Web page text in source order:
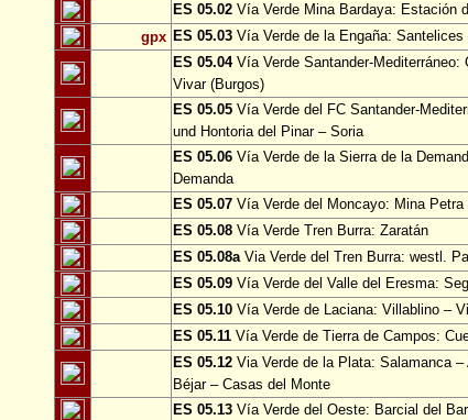
ES 05.02 Vía Verde Mina Bardaya: Estación
gpx ES 05.03 Vía Verde de la Engaña:
ES 05.04Vía Verde Santander-Mediterráneo:
Vivar (Burgos)
ES 05.05 Vía Verde del FC Santander-
und Hontoria del Pinar – Soria
ES 05.06 Vía Verde de la Sierra de la
Demanda
ES 05.07 Vía Verde del Moncayo: Mina
ES 05.08 Vía Verde Tren Burra: Zaratán
ES 05.08aVia Verde del Tren Burra: westl.
ES 05.09 Vía Verde del Valle del Eresma:
ES 05.10 Vía Verde de Laciana: Villablino –
ES 05.11 Vía Verde de Tierra de Campos:
ES 05.12 Via Verde de la Plata: Salamanca
Béjar – Casas del Monte
ES 05.13 Vía Verde del Oeste: Barcial del